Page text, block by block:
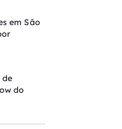
em São
de
do